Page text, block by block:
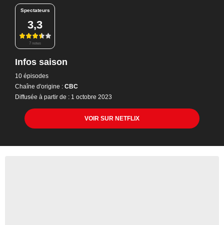
Spectateurs
3,3
7 notes
Infos saison
10 épisodes
Chaîne d'origine : CBC
Diffusée à partir de : 1 octobre 2023
VOIR SUR NETFLIX